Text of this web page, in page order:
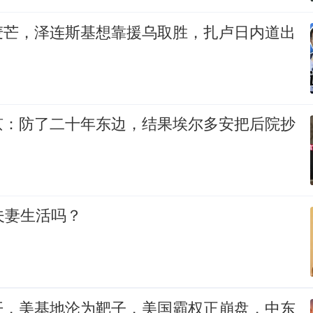
，泽连斯基想靠援乌取胜，扎卢日内道出
防了二十年东边，结果埃尔多安把后院抄
生活吗？
美基地沦为靶子，美国霸权正崩盘，中东